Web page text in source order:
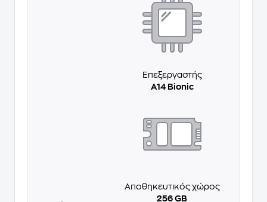
Επεξεργαστής
A14 Bionic
Αποθηκευτικός χώρος
256 GB